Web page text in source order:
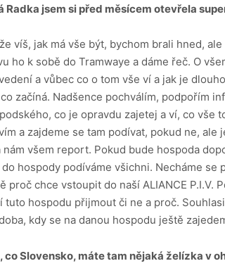
Radka jsem si před měsícem otevřela
víš, jak má vše být, bychom brali hned,
ho k sobě do Tramwaye a dáme řeč. O
a vůbec co o tom vše ví a jak je
začíná. Nadšence pochválím, podpořím
co je opravdu zajetej a ví, co vše
a zajdeme se tam podívat, pokud ne,
všem report. Pokud bude hospoda
hospody podíváme všichni. Necháme se
chce vstoupit do naší ALIANCE P.I.V.
hospodu přijmout či ne a proč.
kdy se na danou hospodu ještě
co Slovensko, máte tam nějaká želízka v